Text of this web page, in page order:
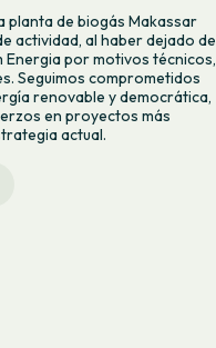
planta de biogás Makassar
actividad, al haber dejado de
por motivos técnicos,
Seguimos comprometidos
renovable y democrática,
en proyectos más
actual.